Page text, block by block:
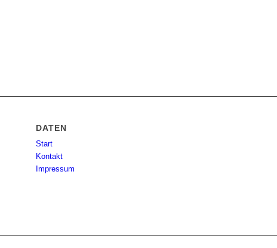
DATEN
Start
Kontakt
Impressum